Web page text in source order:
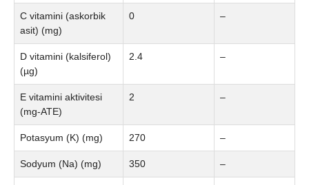
C vitamini (askorbik
asit) (mg)
0 –
D vitamini (kalsiferol)
(µg)
2.4 –
E vitamini aktivitesi
(mg-ATE)
2 –
Potasyum (K) (mg) 270 –
Sodyum (Na) (mg) 350 –